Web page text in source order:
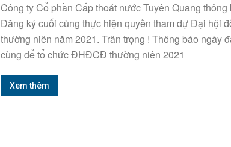
Công ty Cổ phần Cấp thoát nước Tuyên Quang thông
Đăng ký cuối cùng thực hiện quyền tham dự Đại hội
thường niên năm 2021. Trân trọng ! Thông báo ngày
cùng để tổ chức ĐHĐCĐ thường niên 2021
Xem thêm